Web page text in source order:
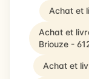
Achat et
Achat et
Briouze -
Achat et